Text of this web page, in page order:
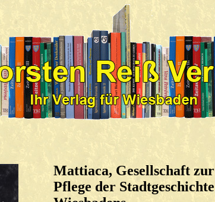
Mattiaca, Gesellschaft zur
Pflege der Stadtgeschichte